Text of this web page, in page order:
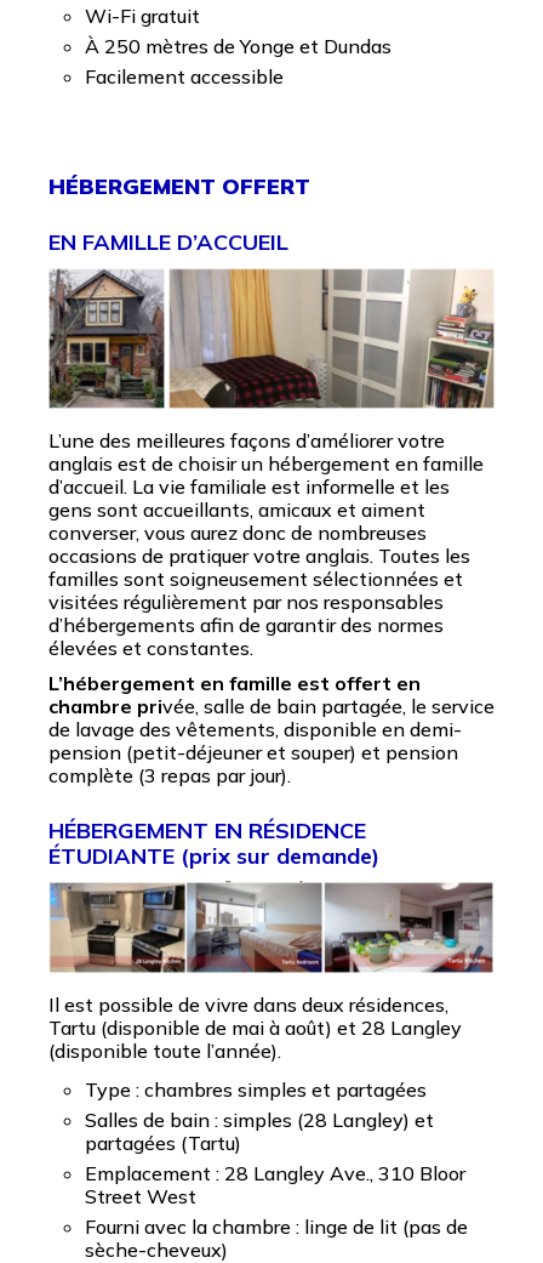
Wi-Fi gratuit
À 250 mètres de Yonge et Dundas
Facilement accessible
HÉBERGEMENT OFFERT
EN FAMILLE D’ACCUEIL
L’une des meilleures façons d’améliorer votre
anglais est de choisir un hébergement en famille
d’accueil. La vie familiale est informelle et les
gens sont accueillants, amicaux et aiment
converser, vous aurez donc de nombreuses
occasions de pratiquer votre anglais. Toutes les
familles sont soigneusement sélectionnées et
visitées régulièrement par nos responsables
d’hébergements afin de garantir des normes
élevées et constantes.
L’hébergement en famille est offert en
chambre privée, salle de bain partagée, le service
de lavage des vêtements, disponible en demi-
pension (petit-déjeuner et souper) et pension
complète (3 repas par jour).
HÉBERGEMENT EN RÉSIDENCE
ÉTUDIANTE (prix sur demande)
Il est possible de vivre dans deux résidences,
Tartu (disponible de mai à août) et 28 Langley
(disponible toute l’année).
Type : chambres simples et partagées
Salles de bain : simples (28 Langley) et
partagées (Tartu)
Emplacement : 28 Langley Ave., 310 Bloor
Street West
Fourni avec la chambre : linge de lit (pas de
sèche-cheveux)